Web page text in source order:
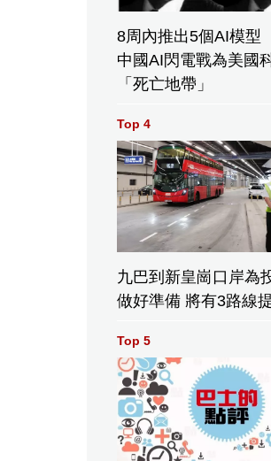
8周內推出5個AI模型
中國AI閃電戰為美國
「死亡地帶」
Top 4
九巴到新皇崗口岸為
做好準備 將有3路線
Top 5